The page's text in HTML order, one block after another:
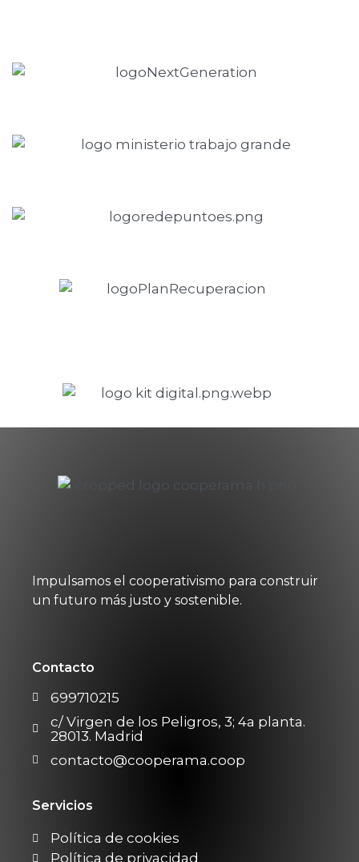
Impulsamos el cooperativismo para construir
un futuro más justo y sostenible.
Contacto
699710215
c/ Virgen de los Peligros, 3; 4a planta.
28013. Madrid
contacto@cooperama.coop
Servicios
Política de cookies
Política de privacidad